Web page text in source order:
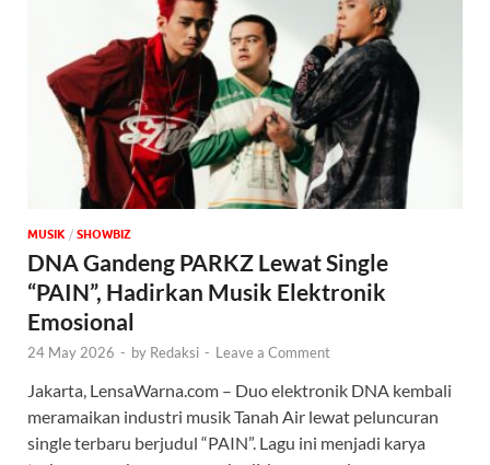
MUSIK / ‎SHOWBIZ
DNA Gandeng PARKZ Lewat Single
“PAIN”, Hadirkan Musik Elektronik
Emosional
24 May 2026 - by Redaksi - Leave a Comment
Jakarta, LensaWarna.com – Duo elektronik DNA kembali
meramaikan industri musik Tanah Air lewat peluncuran
single terbaru berjudul “PAIN”. Lagu ini menjadi karya